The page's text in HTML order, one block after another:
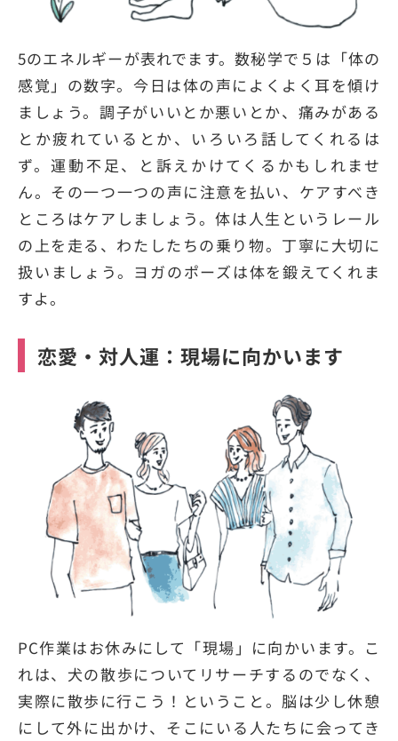
5のエネルギーが表れでます。数秘学で５は「体の
感覚」の数字。今日は体の声によくよく耳を傾け
ましょう。調子がいいとか悪いとか、痛みがある
とか疲れているとか、いろいろ話してくれるは
ず。運動不足、と訴えかけてくるかもしれませ
ん。その一つ一つの声に注意を払い、ケアすべき
ところはケアしましょう。体は人生というレール
の上を走る、わたしたちの乗り物。丁寧に大切に
扱いましょう。ヨガのポーズは体を鍛えてくれま
すよ。
恋愛・対人運：現場に向かいます
PC作業はお休みにして「現場」に向かいます。こ
れは、犬の散歩についてリサーチするのでなく、
実際に散歩に行こう！ということ。脳は少し休憩
にして外に出かけ、そこにいる人たちに会ってき